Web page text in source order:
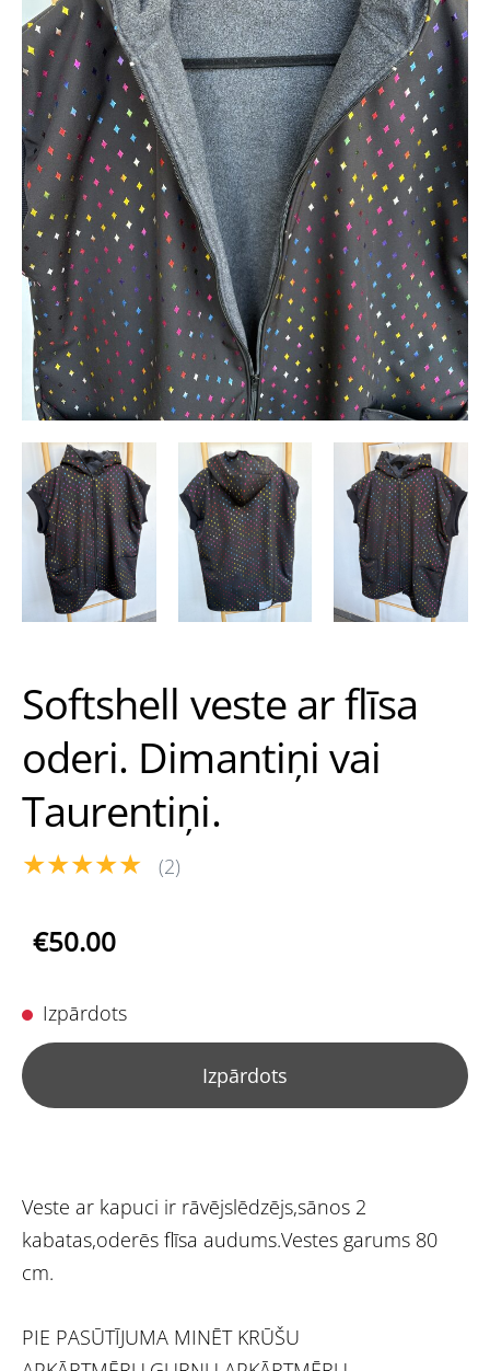
Softshell veste ar flīsa
oderi. Dimantiņi vai
Taurentiņi.
★★★★★ (2)
€50.00
Izpārdots
Izpārdots
Veste ar kapuci ir rāvējslēdzējs,sānos 2
kabatas,oderēs flīsa audums.Vestes garums 80
cm.
PIE PASŪTĪJUMA MINĒT KRŪŠU